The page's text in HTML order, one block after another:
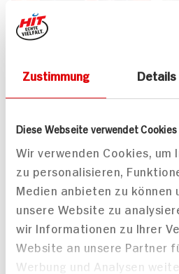
Zustimmung Details
Diese Webseite verwendet Cookies
Wir verwenden Cookies, um
zu personalisieren,
Medien anbieten zu
unsere Website zu
wir Informationen zu Ihrer
Website an unsere Partner
Werbung und Analysen
Steak mit spicy Cheese-
30 min
567 kcal p. Portion
Leicht